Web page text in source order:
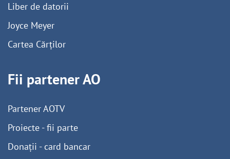
Liber de datorii
Joyce Meyer
Cartea Cărților
Fii partener AO
Partener AOTV
Proiecte - fii parte
Donații - card bancar